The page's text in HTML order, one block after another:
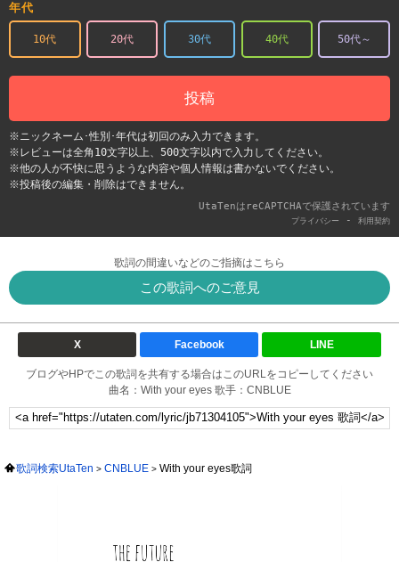
年代
10代 20代 30代 40代 50代～
投稿
※ニックネーム･性別･年代は初回のみ入力できます。
※レビューは全角10文字以上、500文字以内で入力してください。
※他の人が不快に思うような内容や個人情報は書かないでください。
※投稿後の編集・削除はできません。
UtaTenはreCAPTCHAで保護されています
プライバシー - 利用契約
歌詞の間違いなどのご指摘はこちら
この歌詞へのご意見
X Facebook LINE
ブログやHPでこの歌詞を共有する場合はこのURLをコピーしてください
曲名：With your eyes 歌手：CNBLUE
歌詞検索UtaTen CNBLUE With your eyes歌詞